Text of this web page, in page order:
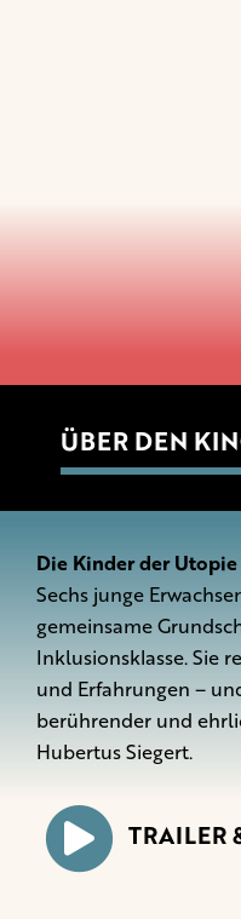
ÜBER DEN
Die Kinder der Utopie
Sechs junge
gemeinsame
Inklusionsklasse. Sie
und Erfahrungen –
berührender und
Hubertus Siegert.
TRAILER